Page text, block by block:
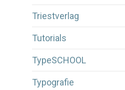
Triestverlag
Tutorials
TypeSCHOOL
Typografie